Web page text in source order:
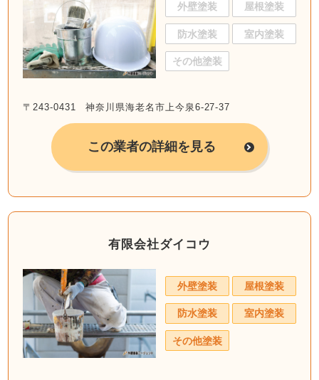
外壁塗装 屋根塗装
防水塗装 室内塗装
その他塗装
〒243-0431 神奈川県海老名市上今泉6-27-37
この業者の詳細を見る
有限会社ダイコウ
外壁塗装 屋根塗装
防水塗装 室内塗装
その他塗装